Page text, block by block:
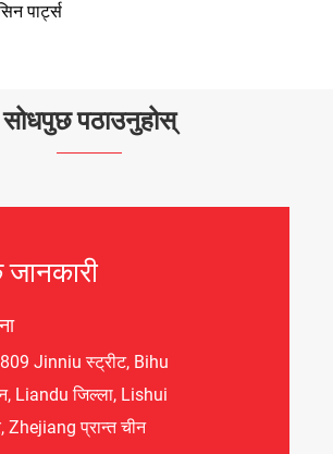
पार्ट्स
सोधपुछ पठाउनुहोस्
जानकारी
Jinniu स्ट्रीट, Bihu
Liandu जिल्ला, Lishui
Zhejiang प्रान्त चीन